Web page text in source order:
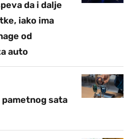
da i dalje
iako ima
od
auto
sata